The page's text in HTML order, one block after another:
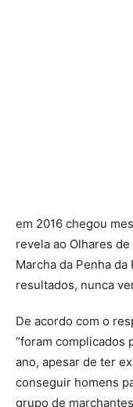
em 2016 chegou
revela ao Olhares
Marcha da Penha
resultados, nunca
De acordo com o
“foram complicados
ano, apesar de ter
conseguir homens
grupo de